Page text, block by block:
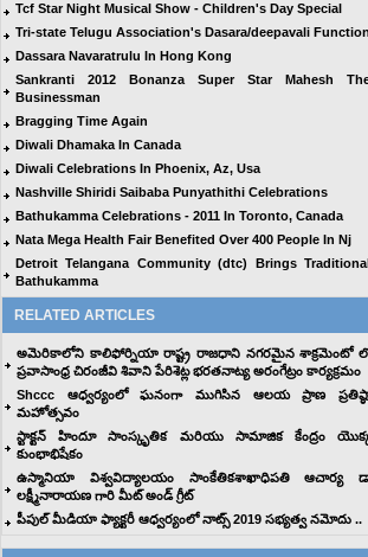
Tcf Star Night Musical Show - Children's Day Special
Tri-state Telugu Association's Dasara/deepavali Function
Dassara Navaratrulu In Hong Kong
Sankranti 2012 Bonanza Super Star Mahesh
Businessman
Bragging Time Again
Diwali Dhamaka In Canada
Diwali Celebrations In Phoenix, Az, Usa
Nashville Shiridi Saibaba Punyathithi Celebrations
Bathukamma Celebrations - 2011 In Toronto, Canada
Nata Mega Health Fair Benefited Over 400 People In Nj
Detroit Telangana Community (dtc) Brings
Bathukamma
RELATED ARTICLES
అమెరికాలోని కాలిఫోర్నియా రాష్ట్ర రాజధాని నగరమైన శాక్రమెంటో
ప్రవాసాంధ్ర చిరంజీవి శివాని పేరిశెట్ల భరతనాట్య అరంగేట్రం కార్యక్రమం
Shccc ఆధ్వర్యంలో ఘనంగా ముగిసిన ఆలయ ప్రాణ
మహోత్సవం
స్టాక్టన్ హిందూ సాంస్కృతిక మరియు సామాజిక కేంద్రం
కుంభాభిషేకం
ఉస్మానియా విశ్వవిద్యాలయం సాంకేతికశాఖాధిపతి ఆచార్య
లక్ష్మీనారాయణ గారి మీట్ అండ్ గ్రీట్
పీపుల్ మీడియా ఫ్యాక్టరీ ఆధ్వర్యంలో నాట్స్ 2019 సభ్యత్వ నమోదు ..